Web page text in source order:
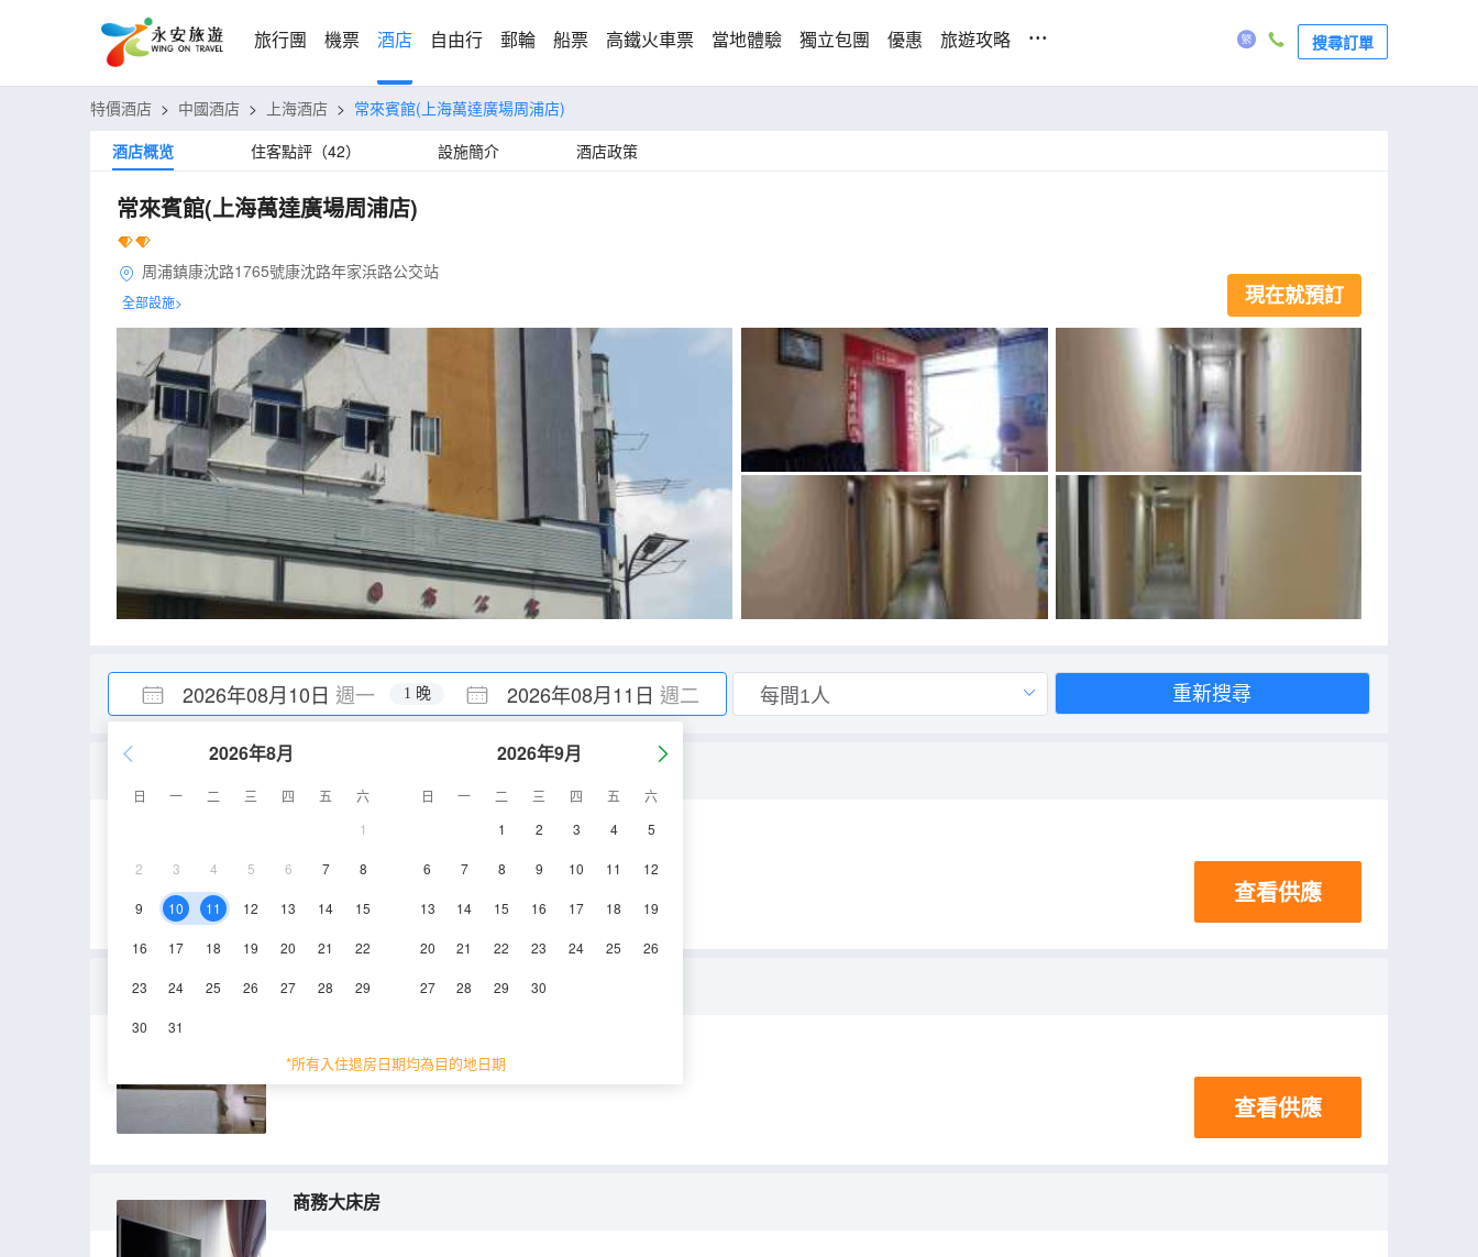
旅行團 機票 酒店 自由行 郵輪 船票 高鐵火車票 當地體驗 獨立包團 優惠 旅遊攻略 ... 搜尋訂單
特價酒店 > 中國酒店 > 上海酒店 > 常來賓館(上海萬達廣場周浦店)
酒店概览
住客點評（42） 設施簡介 酒店政策
常來賓館(上海萬達廣場周浦店)
周浦鎮康沈路1765號康沈路年家浜路公交站
全部設施> 現在就預訂
2026年08月10日 週一 2026年08月11日 週二
1 晚
2026年8月
日 一 二 三 四 五
六
1
2 3 4 5 6 7 8
9 10 11 12 13 14 15
16 17 18 19 20 21 22
23 24 25 26 27 28 29
30 31
2026年9月
日 一 二 三 四 五
六
1
2 3 4 5
6 7 8 9 10 11 12
13 14 15 16 17 18 19
20 21 22 23 24 25 26
27 28 29 30
*所有入住退房日期均為目的地日期
重新搜尋
電視機
查看供應
標準房A
10-15㎡ 3層 空調
查看供應
商務大床房